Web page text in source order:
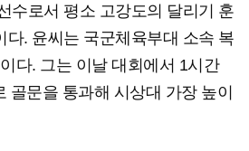
수로서 평소 고강도의 달리기 훈
다. 윤씨는 국군체육부대 소속 복
다. 그는 이날 대회에서 1시간
골문을 통과해 시상대 가장 높이